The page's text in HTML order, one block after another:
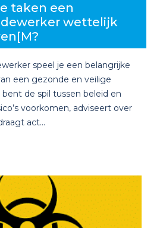
taken een
wettelijk
speel je een belangrijke
een gezonde en veilige
de spil tussen beleid en
voorkomen, adviseert over
act...